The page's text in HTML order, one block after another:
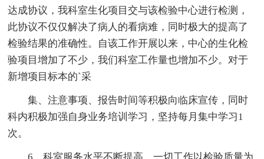
达成协议，我科室生化项目交与该检验中心进行检测，
此协议不仅仅解决了病人的看病难，同时极大的提高了
检验结果的准确性。自该工作开展以来，中心的生化检
验项目增加了不少，我们科室工作量也增加不少。对于
新增项目标本的`采
集、注意事项、报告时间等积极向临床宣传，同时
科内积极加强自身业务培训学习，坚持每月集中学习1
次。